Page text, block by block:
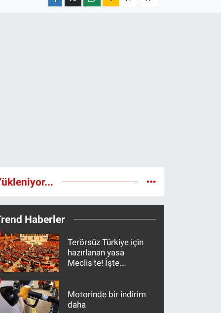
Haberler
Terörsüz Türkiye için
hazırlanan yasa
Meclis'te! İşte
Motorinde bir indirim
daha